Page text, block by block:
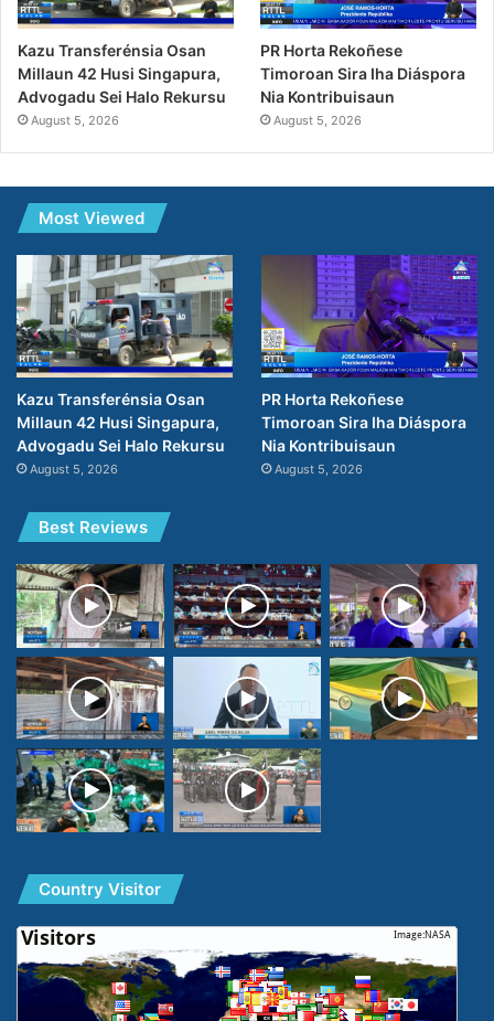
Kazu Transferénsia Osan
Millaun 42 Husi Singapura,
Advogadu Sei Halo Rekursu
August 5, 2026
PR Horta Rekoñese
Timoroan Sira Iha Diáspora
Nia Kontribuisaun
August 5, 2026
Most Viewed
Kazu Transferénsia Osan
Millaun 42 Husi Singapura,
Advogadu Sei Halo Rekursu
August 5, 2026
PR Horta Rekoñese
Timoroan Sira Iha Diáspora
Nia Kontribuisaun
August 5, 2026
Best Reviews
Country Visitor